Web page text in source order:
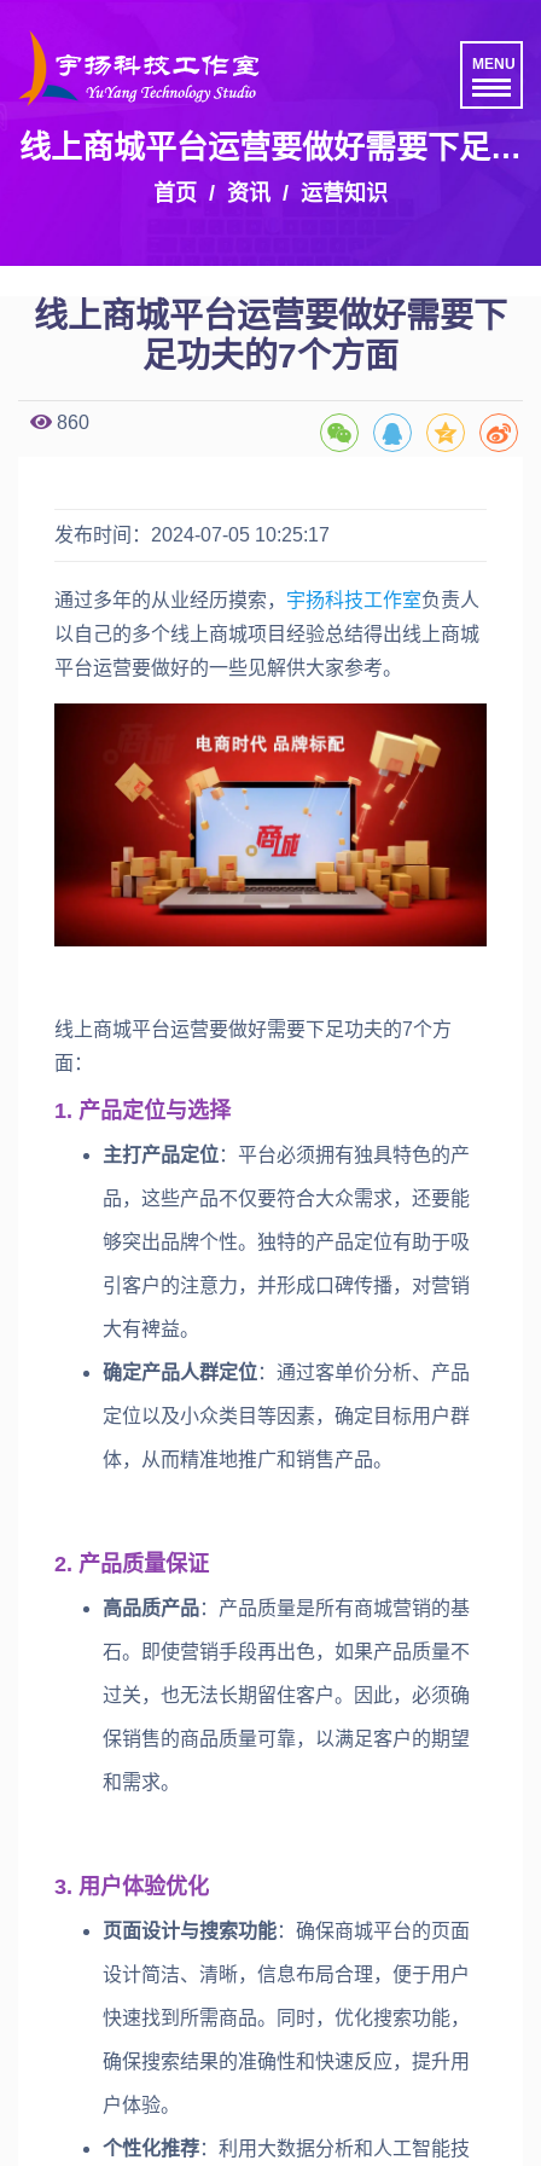
MENU
线上商城平台运营要做好需要下足功
夫的7个方面
首页 资讯 运营知识
线上商城平台运营要做好需要下
足功夫的7个方面
860
发布时间：2024-07-05 10:25:17
通过多年的从业经历摸索， 宇扬科技工作室负责人
以自己的多个线上商城项目经验总结得出线上商城
平台运营要做好的一些见解供大家参考。
线上商城平台运营要做好需要下足功夫的7个方
面：
1. 产品定位与选择
主打产品定位：平台必须拥有独具特色的产
品，这些产品不仅要符合大众需求，还要能
够突出品牌个性。独特的产品定位有助于吸
引客户的注意力，并形成口碑传播，对营销
大有裨益。
确定产品人群定位：通过客单价分析、产品
定位以及小众类目等因素，确定目标用户群
体，从而精准地推广和销售产品。
2. 产品质量保证
高品质产品：产品质量是所有商城营销的基
石。即使营销手段再出色，如果产品质量不
过关，也无法长期留住客户。因此，必须确
保销售的商品质量可靠，以满足客户的期望
和需求。
3. 用户体验优化
页面设计与搜索功能：确保商城平台的页面
设计简洁、清晰，信息布局合理，便于用户
快速找到所需商品。同时，优化搜索功能，
确保搜索结果的准确性和快速反应，提升用
户体验。
个性化推荐：利用大数据分析和人工智能技